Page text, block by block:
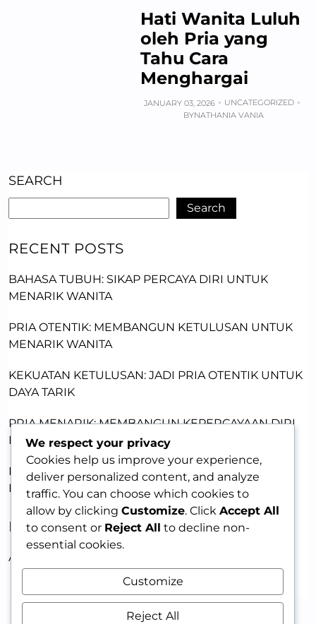
Hati Wanita Luluh
oleh Pria yang
Tahu Cara
Menghargai
JANUARY 03, 2026
UNCATEGORIZED
BYNATHANIA VANIA
SEARCH
Search
RECENT POSTS
BAHASA TUBUH: SIKAP PERCAYA DIRI UNTUK
MENARIK WANITA
PRIA OTENTIK: MEMBANGUN KETULUSAN UNTUK
MENARIK WANITA
KEKUATAN KETULUSAN: JADI PRIA OTENTIK UNTUK
DAYA TARIK
PRIA MENARIK: MEMBANGUN KEPERCAYAAN DIRI
DENGAN KETULUSAN
MEMBANGUN DAYA TARIK LEWAT KERENTANAN:
KUNCI MEMIKAT WANITA
RECENT COMMENTS
A WordPress Commenter
We respect your privacy
Cookies help us improve your experience,
deliver personalized content, and analyze
traffic. You can choose which cookies to
allow by clicking Customize. Click Accept All
to consent or Reject All to decline non-
essential cookies.
Customize
Reject All